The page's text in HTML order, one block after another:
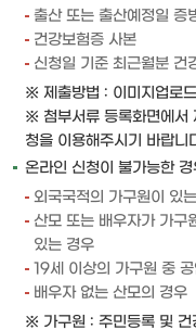
출산 또는 출산예정일 증
건강보험증 사본
신청일 기준 최근월분 건
※ 제출방법 : 이미지업로드
※ 첨부서류 등록화면에서
청을 이용해주시기 바랍니
온라인 신청이 불가능한 경
외국국적의 가구원이 있
산모 또는 배우자가 가구
있는 경우
19세 이상의 가구원 중
배우자 없는 산모의 경우
※ 가구원 : 주민등록 및 건